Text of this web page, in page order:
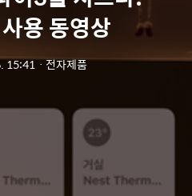
용 동영상
15:41ㆍ전자제품